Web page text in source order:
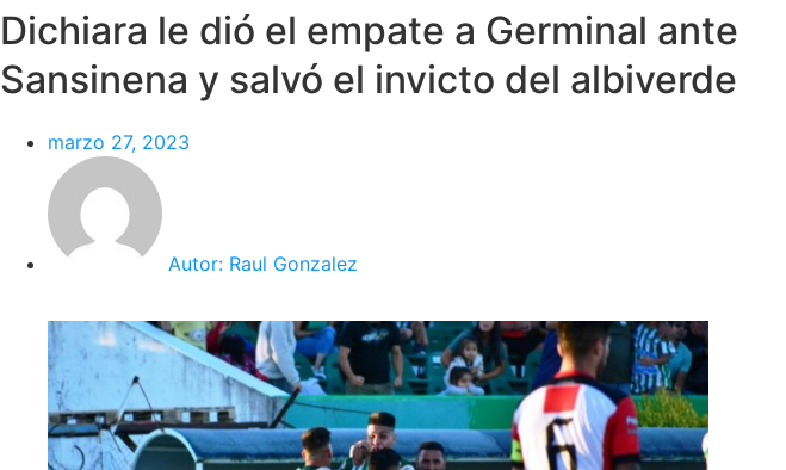
Dichiara le dió el empate a Germinal ante
Sansinena y salvó el invicto del albiverde
marzo 27, 2023
Autor: Raul Gonzalez